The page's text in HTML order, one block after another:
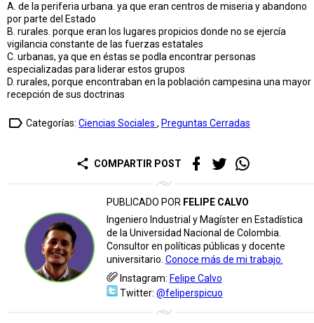
A. de la periferia urbana. ya que eran centros de miseria y abandono
por parte del Estado
B. rurales. porque eran los lugares propicios donde no se ejercía
vigilancia constante de las fuerzas estatales
C. urbanas, ya que en éstas se podla encontrar personas
especializadas para liderar estos grupos
D. rurales, porque encontraban en la población campesina una mayor
recepción de sus doctrinas
label_outline Categorías: Ciencias Sociales , Preguntas Cerradas
share COMPARTIR POST
PUBLICADO POR FELIPE CALVO
Ingeniero Industrial y Magíster en Estadística
de la Universidad Nacional de Colombia.
Consultor en políticas públicas y docente
universitario. Conoce más de mi trabajo.
Instagram: Felipe Calvo
Twitter: @feliperspicuo